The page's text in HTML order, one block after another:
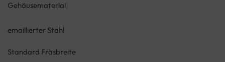
Gehäusematerial
emaillierter Stahl
Standard Fräsbreite